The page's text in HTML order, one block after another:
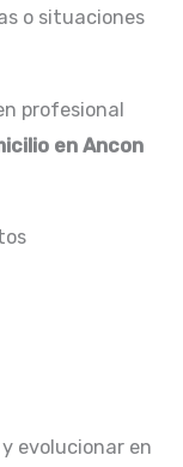
o situaciones
profesional
en Ancon
evolucionar en